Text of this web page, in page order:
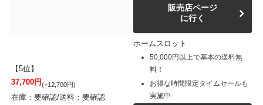
販売店ページ
に行く
【5位】
37,700円(+12,700円)
在庫：要確認/送料：要確認
ホームスロット
50,000円以上で基本の送料無
料！
お得な時間限定タイムセールも
実施中